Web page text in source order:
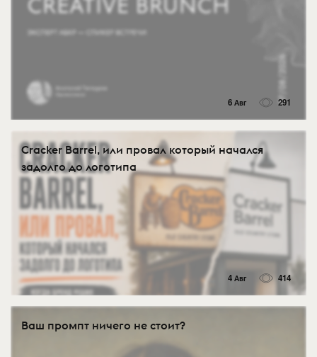
6 Авг 291
Cracker Barrel, или провал который начался
задолго до логотипа
4 Авг 414
Ваш промпт ничего не стоит?